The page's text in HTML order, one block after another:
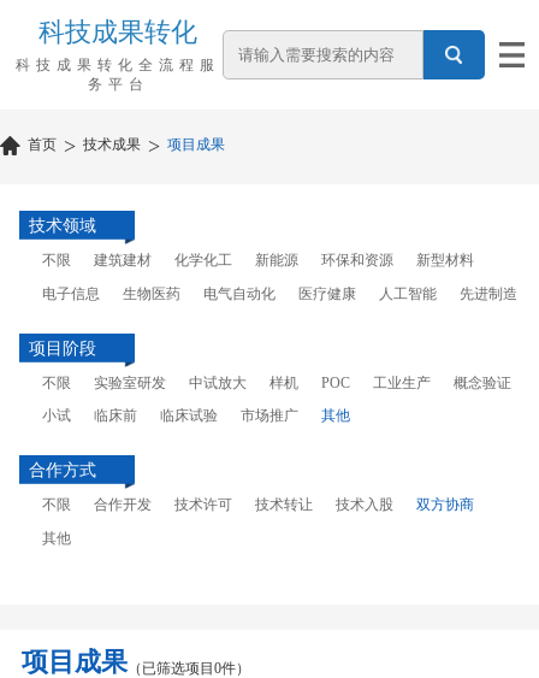
科技成果转化
科技成果转化全流程服
务平台
首页 > 技术成果 > 项目成果
技术领域
不限 建筑建材 化学化工 新能源 环保和资源
新型材料
电子信息
生物医药 电气自动化 医疗健康 人工智能 先进制造
项目阶段
不限 实验室研发 中试放大 样机 POC 工业生产
概念验证
小试
临床前 临床试验 市场推广 其他
合作方式
不限 合作开发 技术许可 技术转让 技术入股
双方协商
其他
项目成果（已筛选项目0件）